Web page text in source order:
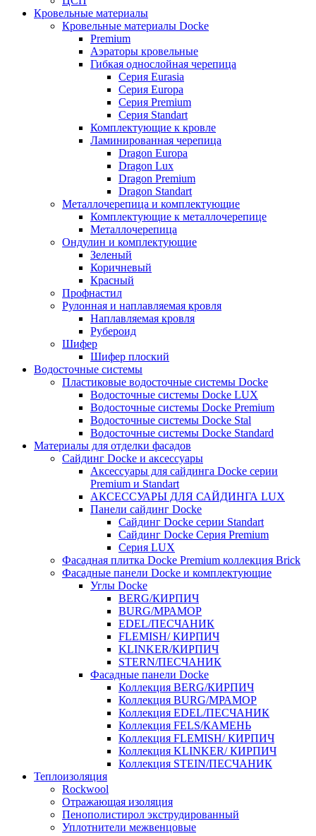
Кровельные материалы
Кровельные материалы Docke
Premium
Аэраторы кровельные
Гибкая однослойная черепица
Серия Eurasia
Серия Europa
Серия Premium
Серия Standart
Комплектующие к кровле
Ламинированная черепица
Dragon Europa
Dragon Lux
Dragon Premium
Dragon Standart
Металлочерепица и комплектующие
Комплектующие к металлочерепице
Металлочерепица
Ондулин и комплектующие
Зеленый
Коричневый
Красный
Профнастил
Рулонная и наплавляемая кровля
Наплавляемая кровля
Рубероид
Шифер
Шифер плоский
Водосточные системы
Пластиковые водосточные системы Docke
Водосточные системы Docke LUX
Водосточные системы Docke Premium
Водосточные системы Docke Stal
Водосточные системы Docke Standard
Материалы для отделки фасадов
Сайдинг Docke и аксессуары
Аксессуары для сайдинга Docke серии
Premium и Standart
АКСЕССУАРЫ ДЛЯ САЙДИНГА LUX
Панели сайдинг Docke
Cайдинг Docke серии Standart
Сайдинг Docke Серия Premium
Серия LUX
Фасадная плитка Docke Premium коллекция Brick
Фасадные панели Docke и комплектующие
Углы Docke
BERG/КИРПИЧ
BURG/МРАМОР
EDEL/ПЕСЧАНИК
FLEMISH/ КИРПИЧ
KLINKER/КИРПИЧ
STERN/ПЕСЧАНИК
Фасадные панели Docke
Коллекция BERG/КИРПИЧ
Коллекция BURG/МРАМОР
Коллекция EDEL/ПЕСЧАНИК
Коллекция FELS/КАМЕНЬ
Коллекция FLEMISH/ КИРПИЧ
Коллекция KLINKER/ КИРПИЧ
Коллекция STEIN/ПЕСЧАНИК
Теплоизоляция
Rockwool
Отражающая изоляция
Пенополистирол экструдированный
Уплотнители межвенцовые